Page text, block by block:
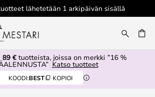
lähetetään 1 arkipäivän sisällä
89 €tuotteista, joissa on merkki ”16 %
Katso tuotteet
KOODI:BEST KOPIOI